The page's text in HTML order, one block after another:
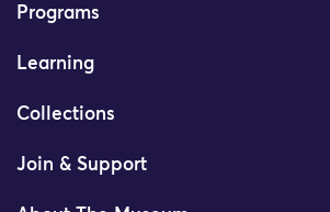
Programs
Learning
Collections
Join & Support